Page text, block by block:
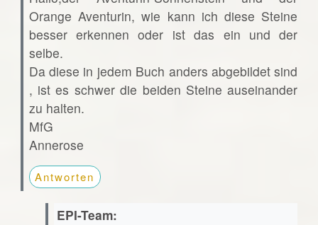
Orange Aventurin, wie kann ich diese Steine
besser erkennen oder ist das ein und der
selbe.
Da diese in jedem Buch anders abgebildet sind
, ist es schwer die beiden Steine auseinander
zu halten.
MfG
Annerose
Antworten
EPI-Team: